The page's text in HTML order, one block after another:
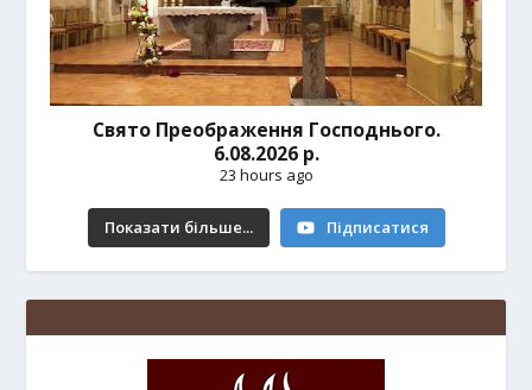
Свято Преображення Господнього.
6.08.2026 р.
23 hours ago
Показати більше... Підписатися